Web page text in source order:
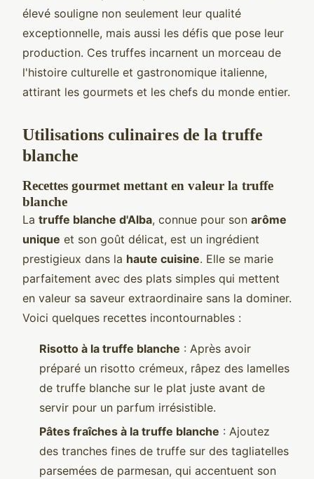
élevé souligne non seulement leur qualité
exceptionnelle, mais aussi les défis que pose leur
production. Ces truffes incarnent un morceau de
l'histoire culturelle et gastronomique italienne,
attirant les gourmets et les chefs du monde entier.
Utilisations culinaires de la truffe
blanche
Recettes gourmet mettant en valeur la truffe
blanche
La truffe blanche d'Alba, connue pour son arôme
unique et son goût délicat, est un ingrédient
prestigieux dans la haute cuisine. Elle se marie
parfaitement avec des plats simples qui mettent
en valeur sa saveur extraordinaire sans la dominer.
Voici quelques recettes incontournables :
Risotto à la truffe blanche : Après avoir
préparé un risotto crémeux, râpez des lamelles
de truffe blanche sur le plat juste avant de
servir pour un parfum irrésistible.
Pâtes fraîches à la truffe blanche : Ajoutez
des tranches fines de truffe sur des tagliatelles
parsemées de parmesan, qui accentuent son